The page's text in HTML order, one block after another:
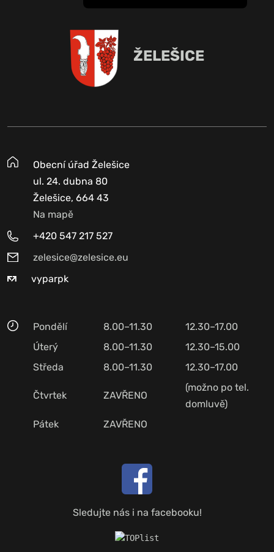
ŽELEŠICE
Obecní úřad Želešice
ul. 24. dubna 80
Želešice, 664 43
Na mapě
+420 547 217 527
zelesice@zelesice.eu
vyparpk
Pondělí 8.00–11.30
12.30–17.00
Úterý
8.00–11.30
12.30–15.00
Středa
8.00–11.30 12.30–17.00
Čtvrtek ZAVŘENO
(možno po tel.
domluvě)
Pátek
ZAVŘENO
Sledujte nás i na facebooku!